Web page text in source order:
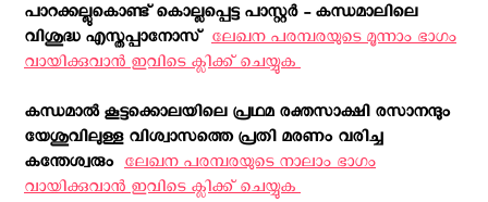
പാറക്കല്ലുകൊണ്ട് കൊല്ലപ്പെട്ട പാസ്റ്റർ - കന്ധമാലിലെ
വിശുദ്ധ എസ്തപ്പാനോസ് ‍ ലേഖന പരമ്പരയുടെ മൂന്നാം ഭാഗം
വായിക്കുവാന്‍ ഇവിടെ ക്ലിക്ക് ചെയ്യുക ‍
കന്ധമാല്‍ കൂട്ടക്കൊലയിലെ പ്രഥമ രക്തസാക്ഷി രസാനന്ദും
യേശുവിലുള്ള വിശ്വാസത്തെ പ്രതി മരണം വരിച്ച
കന്തേശ്വരും ‍ ലേഖന പരമ്പരയുടെ നാലാം ഭാഗം
വായിക്കുവാന്‍ ഇവിടെ ക്ലിക്ക് ചെയ്യുക ‍